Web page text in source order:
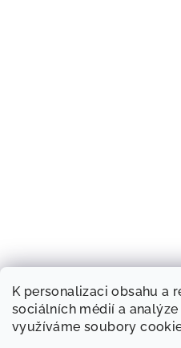
K personalizaci obsahu a
sociálních médií a
využíváme soubory